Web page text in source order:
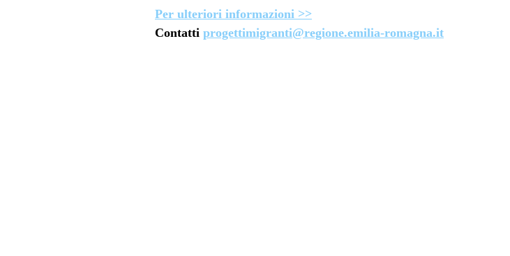
Per ulteriori informazioni >>
Contatti progettimigranti@regione.emilia-romagna.it